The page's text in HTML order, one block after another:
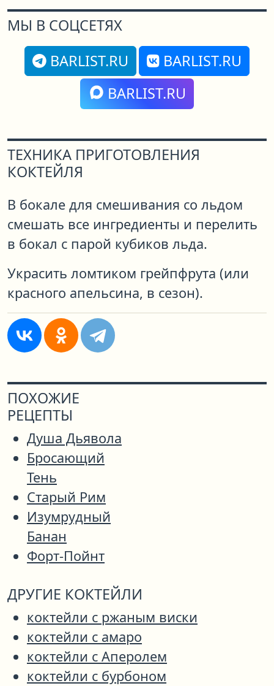
МЫ В СОЦСЕТЯХ
BARLIST.RU
BARLIST.RU
BARLIST.RU
ТЕХНИКА ПРИГОТОВЛЕНИЯ
КОКТЕЙЛЯ
В бокале для смешивания со льдом
смешать все ингредиенты и перелить
в бокал с парой кубиков льда.
Украсить ломтиком грейпфрута (или
красного апельсина, в сезон).
ПОХОЖИЕ
РЕЦЕПТЫ
Душа Дьявола
Бросающий
Тень
Старый Рим
Изумрудный
Банан
Форт-Пойнт
ДРУГИЕ КОКТЕЙЛИ
коктейли с ржаным виски
коктейли с амаро
коктейли с Аперолем
коктейли с бурбоном